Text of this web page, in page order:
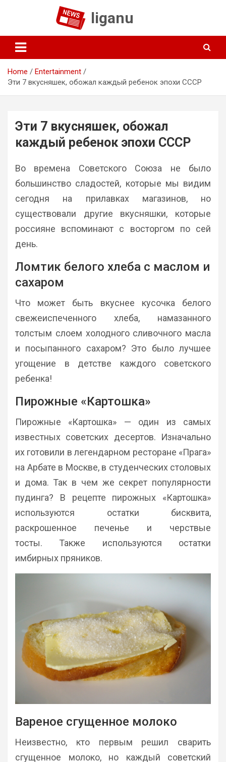
liganu
Home
Entertainment
Эти 7 вкусняшек, обожал каждый ребенок эпохи СССР
Эти 7 вкусняшек, обожал
каждый ребенок эпохи СССР
Во времена Советского Союза не было
большинство сладостей, которые мы видим
сегодня на прилавках магазинов, но
существовали другие вкусняшки, которые
россияне вспоминают с восторгом по сей
день.
Ломтик белого хлеба с маслом и
сахаром
Что может быть вкуснее кусочка белого
свежеиспеченного хлеба, намазанного
толстым слоем холодного сливочного масла
и посыпанного сахаром? Это было лучшее
угощение в детстве каждого советского
ребенка!
Пирожные «Картошка»
Пирожные «Картошка» — один из самых
известных советских десертов. Изначально
их готовили в легендарном ресторане «Прага»
на Арбате в Москве, в студенческих столовых
и дома. Так в чем же секрет популярности
пудинга? В рецепте пирожных «Картошка»
используются остатки бисквита,
раскрошенное печенье и черствые
тосты. Также используются остатки
имбирных пряников.
Вареное сгущенное молоко
Неизвестно, кто первым решил сварить
сгущенное молоко, но каждый советский